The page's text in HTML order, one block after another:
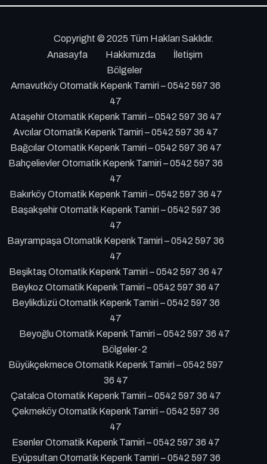
Copyright © 2025 Tüm Hakları Saklıdır.
Anasayfa
Hakkımızda
İletişim
Bölgeler
Arnavutköy Otomatik Kepenk Tamiri – 0542 597 36
47
Ataşehir Otomatik Kepenk Tamiri – 0542 597 36 47
Avcılar Otomatik Kepenk Tamiri – 0542 597 36 47
Bağcılar Otomatik Kepenk Tamiri – 0542 597 36 47
Bahçelievler Otomatik Kepenk Tamiri – 0542 597 36
47
Bakırköy Otomatik Kepenk Tamiri – 0542 597 36 47
Başakşehir Otomatik Kepenk Tamiri – 0542 597 36
47
Bayrampaşa Otomatik Kepenk Tamiri – 0542 597 36
47
Beşiktaş Otomatik Kepenk Tamiri – 0542 597 36 47
Beykoz Otomatik Kepenk Tamiri – 0542 597 36 47
Beylikdüzü Otomatik Kepenk Tamiri – 0542 597 36
47
Beyoğlu Otomatik Kepenk Tamiri – 0542 597 36 47
Bölgeler-2
Büyükçekmece Otomatik Kepenk Tamiri – 0542 597
36 47
Çatalca Otomatik Kepenk Tamiri – 0542 597 36 47
Çekmeköy Otomatik Kepenk Tamiri – 0542 597 36
47
Esenler Otomatik Kepenk Tamiri – 0542 597 36 47
Eyüpsultan Otomatik Kepenk Tamiri – 0542 597 36